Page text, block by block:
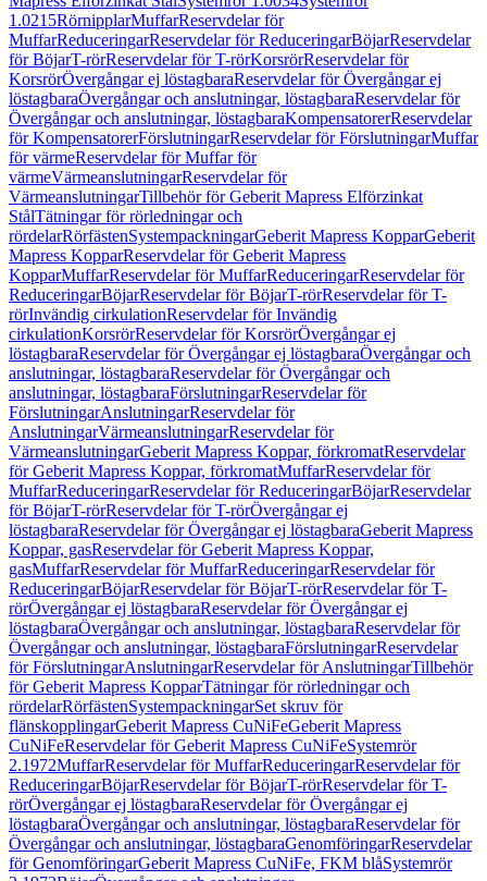
1.0215RörnipplarMuffarReservdelar för
MuffarReduceringarReservdelar för ReduceringarBöjarReservdelar
för BöjarT-rörReservdelar för T-rörKorsrörReservdelar för
KorsrörÖvergångar ej löstagbaraReservdelar för Övergångar ej
löstagbaraÖvergångar och anslutningar, löstagbaraReservdelar för
Övergångar och anslutningar, löstagbaraKompensatorerReservdelar
för KompensatorerFörslutningarReservdelar för FörslutningarMuffar
för värmeReservdelar för Muffar för
värmeVärmeanslutningarReservdelar för
VärmeanslutningarTillbehör för Geberit Mapress Elförzinkat
StålTätningar för rörledningar och
rördelarRörfästenSystempackningarGeberit Mapress KopparGeberit
Mapress KopparReservdelar för Geberit Mapress
KopparMuffarReservdelar för MuffarReduceringarReservdelar för
ReduceringarBöjarReservdelar för BöjarT-rörReservdelar för T-
rörInvändig cirkulationReservdelar för Invändig
cirkulationKorsrörReservdelar för KorsrörÖvergångar ej
löstagbaraReservdelar för Övergångar ej löstagbaraÖvergångar och
anslutningar, löstagbaraReservdelar för Övergångar och
anslutningar, löstagbaraFörslutningarReservdelar för
FörslutningarAnslutningarReservdelar för
AnslutningarVärmeanslutningarReservdelar för
VärmeanslutningarGeberit Mapress Koppar, förkromatReservdelar
för Geberit Mapress Koppar, förkromatMuffarReservdelar för
MuffarReduceringarReservdelar för ReduceringarBöjarReservdelar
för BöjarT-rörReservdelar för T-rörÖvergångar ej
löstagbaraReservdelar för Övergångar ej löstagbaraGeberit Mapress
Koppar, gasReservdelar för Geberit Mapress Koppar,
gasMuffarReservdelar för MuffarReduceringarReservdelar för
ReduceringarBöjarReservdelar för BöjarT-rörReservdelar för T-
rörÖvergångar ej löstagbaraReservdelar för Övergångar ej
löstagbaraÖvergångar och anslutningar, löstagbaraReservdelar för
Övergångar och anslutningar, löstagbaraFörslutningarReservdelar
för FörslutningarAnslutningarReservdelar för AnslutningarTillbehör
för Geberit Mapress KopparTätningar för rörledningar och
rördelarRörfästenSystempackningarSet skruv för
flänskopplingarGeberit Mapress CuNiFeGeberit Mapress
CuNiFeReservdelar för Geberit Mapress CuNiFeSystemrör
2.1972MuffarReservdelar för MuffarReduceringarReservdelar för
ReduceringarBöjarReservdelar för BöjarT-rörReservdelar för T-
rörÖvergångar ej löstagbaraReservdelar för Övergångar ej
löstagbaraÖvergångar och anslutningar, löstagbaraReservdelar för
Övergångar och anslutningar, löstagbaraGenomföringarReservdelar
för GenomföringarGeberit Mapress CuNiFe, FKM blåSystemrör